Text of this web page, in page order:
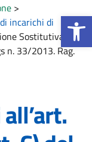
Apri la
>
incarichi di
Sostitutiva di
n. 33/2013. Rag.